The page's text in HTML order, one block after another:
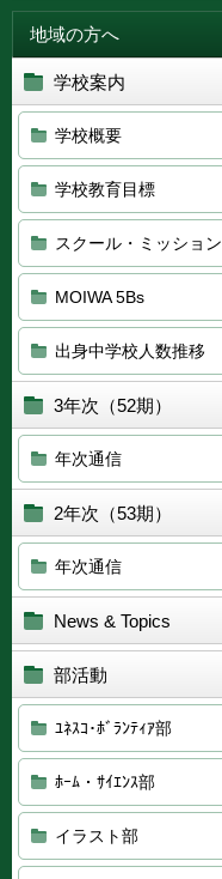
地域の方へ
学校案内
学校概要
学校教育目標
スクール・ミッション
MOIWA 5Bs
出身中学校人数推移
3年次（52期）
年次通信
2年次（53期）
年次通信
News & Topics
部活動
ﾕﾈｽｺ･ﾎﾞﾗﾝﾃｨｱ部
ﾎｰﾑ・ｻｲｴﾝｽ部
イラスト部